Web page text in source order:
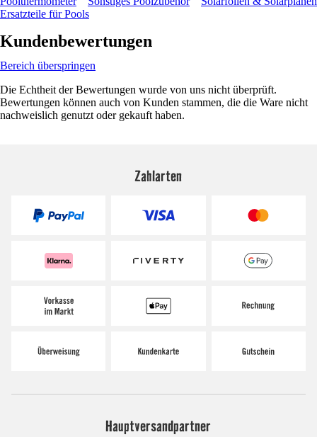
Ersatzteile für Pools
Kundenbewertungen
Bereich überspringen
Die Echtheit der Bewertungen wurde von uns nicht überprüft.
Bewertungen können auch von Kunden stammen, die die Ware nicht
nachweislich genutzt oder gekauft haben.
Zahlarten
Hauptversandpartner